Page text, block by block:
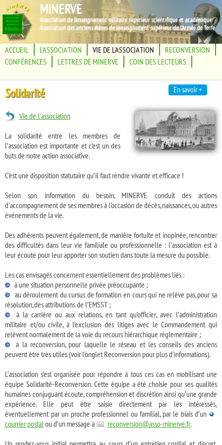
En savoir +
Association de l'enseignement militaire supérieur scientifique et académique
Association des anciens élèves de l'enseignement supérieur de l'Armée de Terre
MINERVE
ACCUEIL L'ASSOCIATION VIE DE L'ASSOCIATION
RECONVERSION
CONFÉRENCES
LETTRES DE MINERVE COIN DES LECTEURS
Solidarité
Vie de l'association
La solidarité entre les membres de
l’association est importante et c’est un des
buts de notre action associative.
C’est une disposition statutaire qu’il faut rendre vivante et efficace !
Selon son information du besoin, MINERVE conduit des actions
d'accompagnement de ses membres à l'occasion de décès, naissances, ou autres
événements de la vie.
Des adhérents peuvent également, de manière fortuite et inopinée, rencontrer
des difficultés dans leur vie familiale ou professionnelle : l’association est à
leur écoute pour leur apporter son soutien dans toute la mesure du possible.
Les cas envisagés concernent essentiellement des problèmes liés :
à une situation personnelle privée préoccupante ;
au déroulement du cursus de formation en cours qui ne relève pas, pour sa
résolution, des attributions de l’EMSST ;
à la carrière ou aux relations, en tant qu’officier, avec l’administration
militaire et/ou civile, à l’exclusion des litiges avec le Commandement qui
relèvent normalement de la voie du recours hiérarchique réglementaire ;
à la reconversion, pour laquelle le réseau et les conseils des anciens
peuvent être très utiles (voir l'onglet Reconversion pour plus d'informations).
L’association s’est organisée pour répondre à tous ces cas en mobilisant une
équipe Solidarité-Reconversion. Cette équipe a été choisie pour ses qualités
humaines conjuguant écoute, compréhension et discrétion ainsi qu’une grande
expérience. Elle peut être saisie directement par les intéressés,
éventuellement par un proche professionnel ou familial, par le biais d’un
courrier postal ou d’un message à reconversion@asso-minerve.fr.